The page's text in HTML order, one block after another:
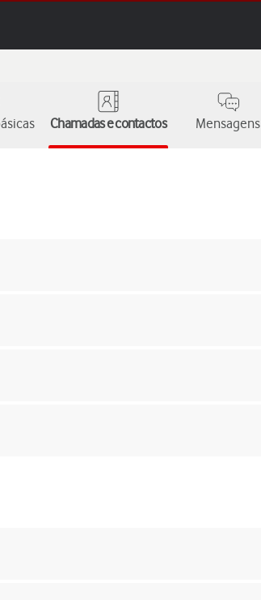
Chamadas e contactos Mensagens